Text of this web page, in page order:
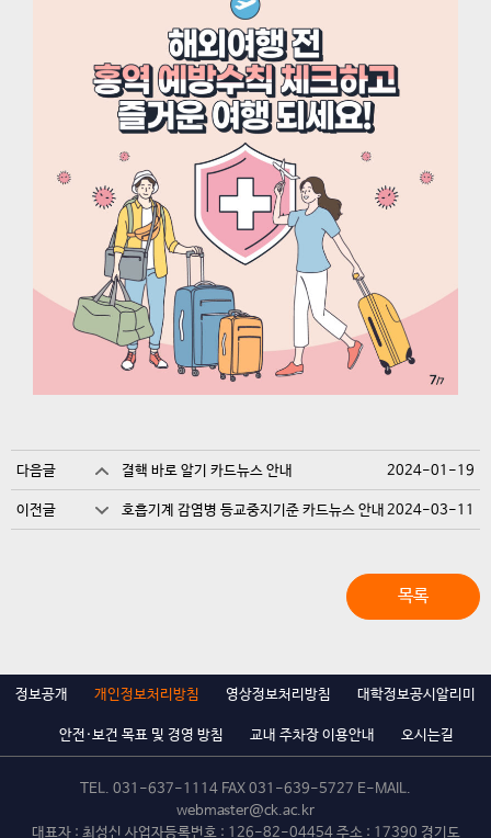
다음글 결핵 바로 알기 카드뉴스 안내 2024-01-19
이전글 호흡기계 감염병 등교중지기준 카드뉴스 안내 2024-03-11
목록
정보공개 개인정보처리방침 영상정보처리방침 대학정보공시알리미
안전·보건 목표 및 경영 방침 교내 주차장 이용안내 오시는길
TEL. 031-637-1114 FAX 031-639-5727 E-MAIL.
webmaster@ck.ac.kr
대표자 : 최성신 사업자등록번호 : 126-82-04454 주소 : 17390 경기도